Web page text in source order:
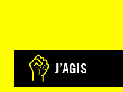
J’AGIS